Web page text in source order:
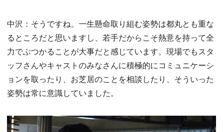
中沢：そうですね。一生懸命取り組む姿勢は都丸とも重な
るところだと思いますし、若手だからこそ熱意を持って全
力でぶつかることが大事だと感じています。現場でもスタ
ッフさんやキャストのみなさんに積極的にコミュニケーシ
ョンを取ったり、お芝居のことを相談したり、そういった
姿勢は常に意識していました。